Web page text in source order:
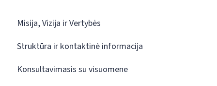
Misija, Vizija ir Vertybės
Struktūra ir kontaktinė informacija
Konsultavimasis su visuomene